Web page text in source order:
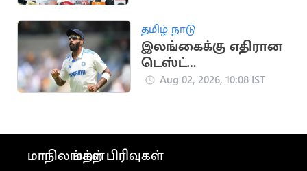
வெங்கடாசலம்?
தமிழ் நாடு
இலங்கைக்கு எதிரான
டெஸ்ட்
தொடரிலிருந்து
Aug 02, 2026, 10:08 IST
மாநிலங்கள்மற்ற பிரிவுகள்